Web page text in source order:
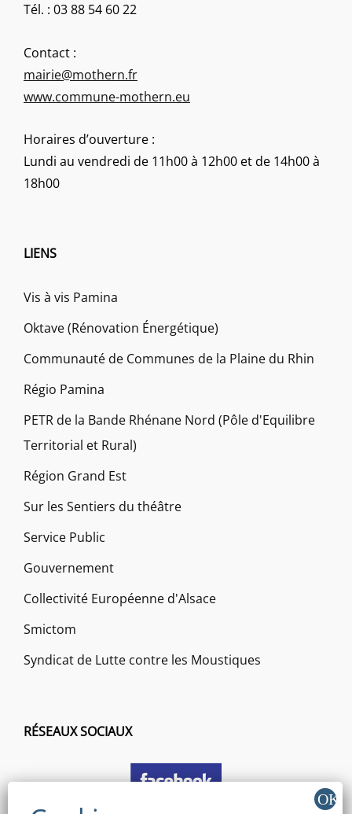
Tél. : 03 88 54 60 22
Contact :
mairie@mothern.fr
www.commune-mothern.eu
Horaires d’ouverture :
Lundi au vendredi de 11h00 à 12h00 et de 14h00 à
18h00
LIENS
Vis à vis Pamina
Oktave (Rénovation Énergétique)
Communauté de Communes de la Plaine du Rhin
Régio Pamina
PETR de la Bande Rhénane Nord (Pôle d'Equilibre
Territorial et Rural)
Région Grand Est
Sur les Sentiers du théâtre
Service Public
Gouvernement
Collectivité Européenne d'Alsace
Smictom
Syndicat de Lutte contre les Moustiques
RÉSEAUX SOCIAUX